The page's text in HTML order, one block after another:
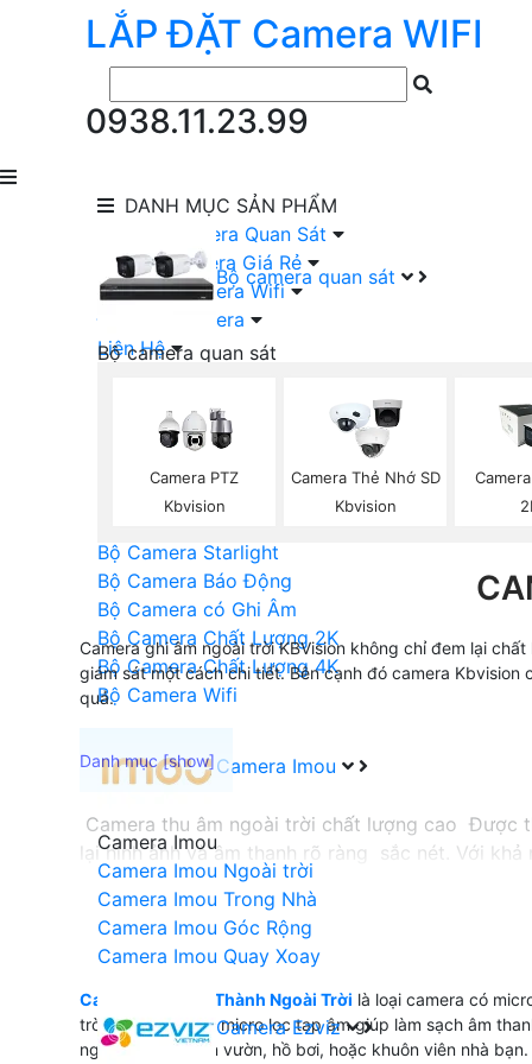
LẮP ĐẶT Camera WIFI
0938.11.23.99
DANH MỤC SẢN PHẨM
Bộ camera quan sát
Bộ camera quan sát
Camera KBVISION Trọn Bộ
Camera DAHUA Trọn Bộ
Camera giá Rẻ Trọn Bộ
Bộ Camera Nên Dùng
Bộ Camera Starlight
Bộ Camera Báo Động
Bộ Camera có Ghi Âm
Bộ Camera Chất Lượng 2K
Bộ Camera Chất Lượng 4K
Bộ Camera Wifi
Camera Imou
Camera Imou
Camera Imou Ngoài trời
Camera Imou Trong Nhà
Camera Imou Góc Rộng
Camera Imou Quay Xoay
Camera Ezviz
lắp Đặt Camera Quan Sát
Lắp Bộ Camera Giá Rẻ
Lắp Đặt Camera Wifi
Đầu Ghi Camera
Liên Hệ
Camera PTZ
Kbvision
Camera Thẻ Nhớ SD
Kbvision
Camera ghi âm ngoài trời KBVision không chỉ đem lại
giám sát một cách chi tiết. Bên cạnh đó camera
quả.
Camera thu âm ngoài trời chất lượng cao Được
lại hình ảnh và âm thanh rõ ràng sắc nét. Với
sự lựa chọn hoàn hảo cho việc theo dõi và ghi
Camera Thu Âm Thành Ngoài Trời là loại camera có
trời Được trang bị micro lọc tạp âm giúp làm sạch âm
ngoài trời như sân vườn, hồ bơi, hoặc khuôn viên nhà bạn.